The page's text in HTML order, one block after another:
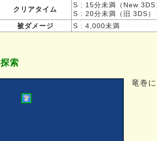
クリアタイム
S : 15分未満（New 3DS
S : 20分未満（旧 3DS）
被ダメージ
S : 4,000未満
探索
竜巻